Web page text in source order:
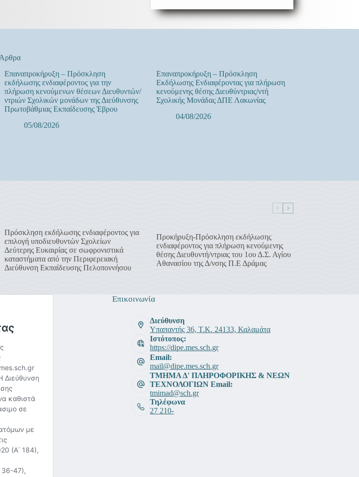
Άρθρα
Επαναπροκήρυξη – Πρόσκληση
εκδήλωσης ενδιαφέροντος για την
πλήρωση κενούμενων θέσεων Διευθυντών/
ντριών Σχολικών μονάδων της Διεύθυνσης
Πρωτοβάθμιας Εκπαίδευσης Έβρου
05/08/2026
Επαναπροκήρυξη – Πρόσκληση
Εκδήλωσης Ενδιαφέροντας για πλήρωση
κενούμενης θέσης Διευθύντριας/ντή
Σχολικής Μονάδας ΔΠΕ Λακωνίας
04/08/2026
Πρόσκληση εκδήλωσης ενδιαφέροντος για
επιλογή υποδιευθυντών Σχολείων
Δεύτερης Ευκαιρίας σε σωφρονιστικά
καταστήματα από την Περιφερειακή
Διεύθυνση Εκπαίδευσης Πελοποννήσου
Προκήρυξη-Πρόσκληση εκδήλωσης
ενδιαφέροντος για πλήρωση κενούμενης
θέσης Διευθυντή/ντριας του 1ου Δ.Σ. Αγίου
Αθανασίου της Δ/νσης Π.Ε Δράμας
Επικοινωνία
Διεύθυνση
Υπαπαντής 36, Τ.Κ. 24133, Καλαμάτα
Ιστότοπος:
https://dipe.mes.sch.gr
Email:
mail@dipe.mes.sch.gr
ΤΜΗΜΑ Δ' ΠΛΗΡΟΦΟΡΙΚΗΣ & ΝΕΩΝ
ΤΕΧΝΟΛΟΓΙΩΝ Email:
tmimad@sch.gr
Τηλέφωνα
27 210-